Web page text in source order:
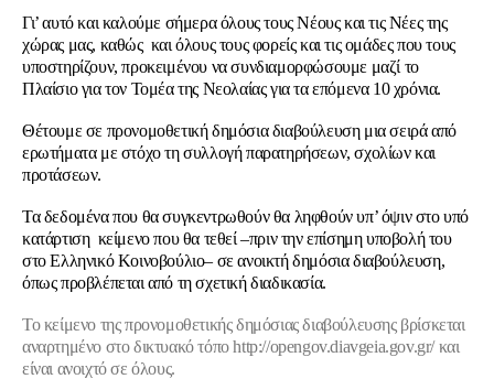
Γι’ αυτό και καλούμε σήμερα όλους τους Νέους και τις Νέες της
χώρας μας, καθώς και όλους τους φορείς και τις ομάδες που τους
υποστηρίζουν, προκειμένου να συνδιαμορφώσουμε μαζί το
Πλαίσιο για τον Τομέα της Νεολαίας για τα επόμενα 10 χρόνια.
Θέτουμε σε προνομοθετική δημόσια διαβούλευση μια σειρά από
ερωτήματα με στόχο τη συλλογή παρατηρήσεων, σχολίων και
προτάσεων.
Τα δεδομένα που θα συγκεντρωθούν θα ληφθούν υπ’ όψιν στο υπό
κατάρτιση κείμενο που θα τεθεί –πριν την επίσημη υποβολή του
στο Ελληνικό Κοινοβούλιο– σε ανοικτή δημόσια διαβούλευση,
όπως προβλέπεται από τη σχετική διαδικασία.
Το κείμενο της προνομοθετικής δημόσιας διαβούλευσης βρίσκεται
αναρτημένο στο δικτυακό τόποhttp://opengov.diavgeia.gov.gr/και
είναι ανοιχτό σε όλους.